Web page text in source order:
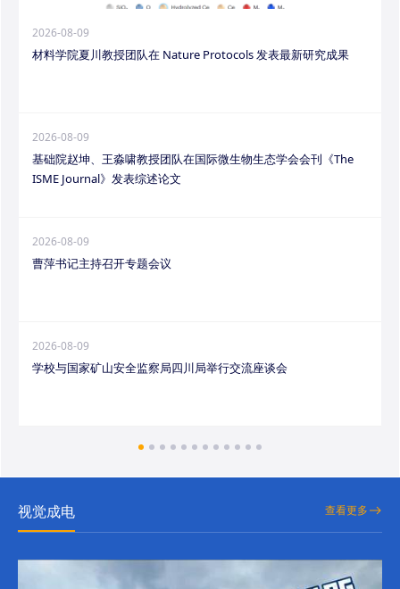
2026-08-09
材料学院夏川教授团队在 Nature Protocols 发表最新研究成果
2026-08-09
基础院赵坤、王淼啸教授团队在国际微生物生态学会会刊《The
ISME Journal》发表综述论文
2026-08-09
曹萍书记主持召开专题会议
2026-08-09
学校与国家矿山安全监察局四川局举行交流座谈会
视觉成电 查看更多